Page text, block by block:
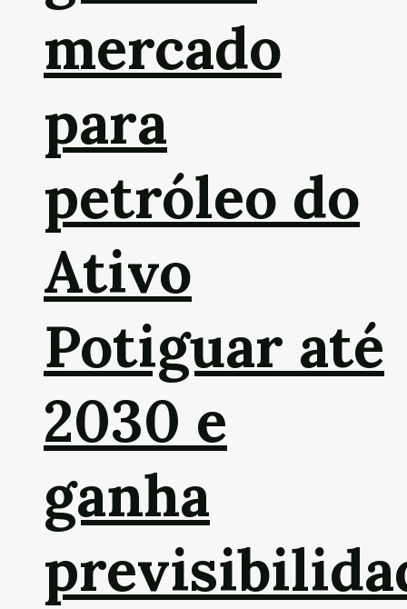
mercado
para
petróleo do
Ativo
Potiguar até
2030 e
ganha